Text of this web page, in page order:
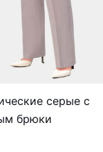
серые с
брюки